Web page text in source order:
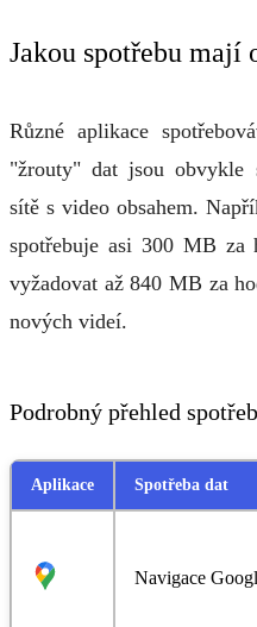
Jakou spotřebu mají
Různé aplikace
"žrouty" dat jsou obvykle
sítě s video obsahem.
spotřebuje asi 300 MB za
vyžadovat až 840 MB za
nových videí.
Podrobný přehled
Aplikace Spotřeba dat
Navigace